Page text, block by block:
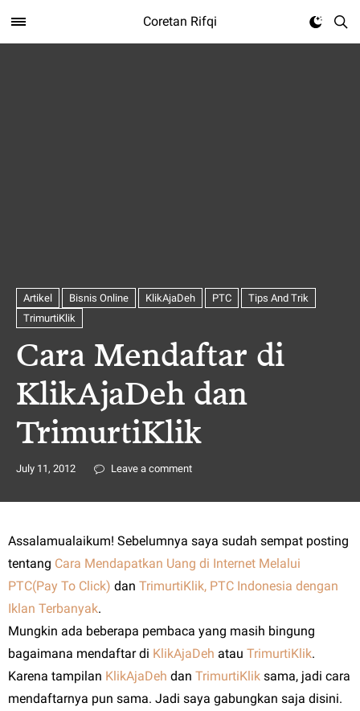
Coretan Rifqi
Artikel Bisnis Online KlikAjaDeh PTC
Tips And Trik
TrimurtiKlik
Cara Mendaftar di
KlikAjaDeh dan
TrimurtiKlik
July 11, 2012 Leave a comment
Assalamualaikum! Sebelumnya saya sudah sempat posting
tentang Cara Mendapatkan Uang di Internet Melalui
PTC(Pay To Click) dan TrimurtiKlik, PTC Indonesia dengan
Iklan Terbanyak.
Mungkin ada beberapa pembaca yang masih bingung
bagaimana mendaftar di KlikAjaDeh atau TrimurtiKlik.
Karena tampilan KlikAjaDeh dan TrimurtiKlik sama, jadi cara
mendaftarnya pun sama. Jadi saya gabungkan saja disini.